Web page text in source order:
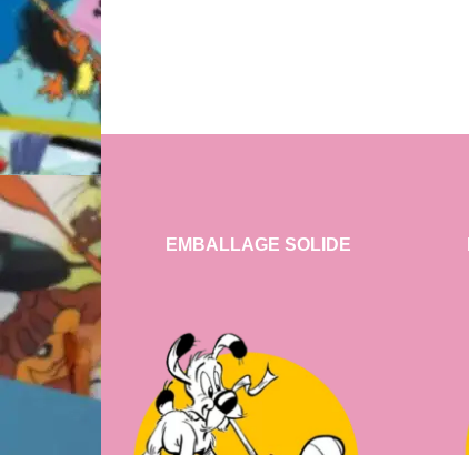
EMBALLAGE SOLIDE